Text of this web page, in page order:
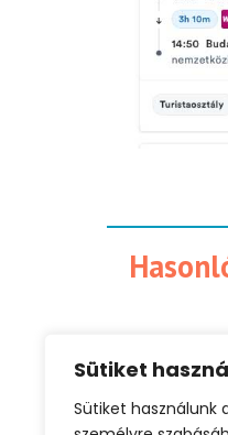
Sütiket
Sütiket használunk
Ciprus
nyaralás